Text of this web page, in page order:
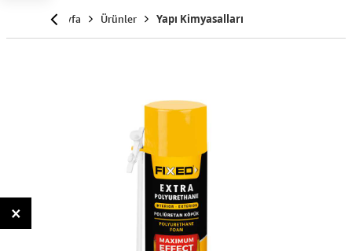
Anasayfa Ürünler Yapı Kimyasalları
×